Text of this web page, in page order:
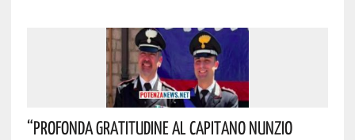
“Profonda Gratitudine Al Capitano Nunzio